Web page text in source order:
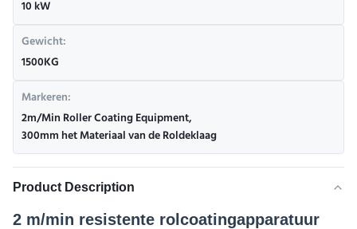
10 kW
Gewicht:
1500KG
Markeren:
2m/Min Roller Coating Equipment,
300mm het Materiaal van de Roldeklaag
Product Description
2 m/min resistente rolcoatingapparatuur